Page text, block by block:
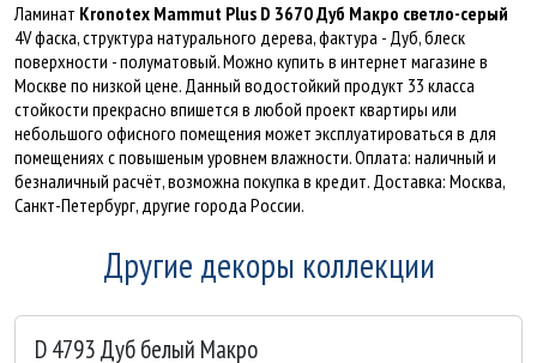
Ламинат Kronotex Mammut Plus D 3670 Дуб Макро светло-серый
4V фаска, структура натурального дерева, фактура - Дуб, блеск
поверхности - полуматовый. Можно купить в интернет магазине в
Москве по низкой цене. Данный водостойкий продукт 33 класса
стойкости прекрасно впишется в любой проект квартиры или
небольшого офисного помещения может эксплуатироваться в для
помещениях с повышеным уровнем влажности. Оплата: наличный и
безналичный расчёт, возможна покупка в кредит. Доставка: Москва,
Санкт-Петербург, другие города России.
Другие декоры коллекции
D 4793 Дуб белый Макро